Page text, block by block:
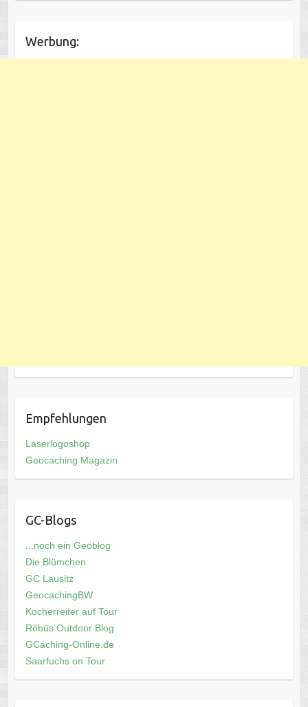
Werbung:
Empfehlungen
Laserlogoshop
Geocaching Magazin
GC-Blogs
...noch ein Geoblog
Die Blümchen
GC Lausitz
GeocachingBW
Kocherreiter auf Tour
Röbüs Outdoor Blog
GCaching-Online.de
Saarfuchs on Tour